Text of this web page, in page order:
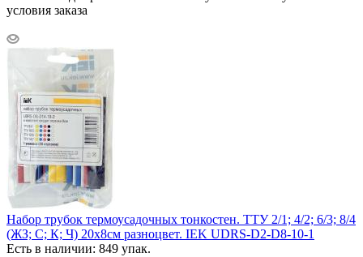
условия заказа
Набор трубок термоусадочных тонкостен. ТТУ 2/1; 4/2; 6/3; 8/4
(ЖЗ; С; К; Ч) 20х8см разноцвет. IEK UDRS-D2-D8-10-1
Есть в наличии: 849 упак.